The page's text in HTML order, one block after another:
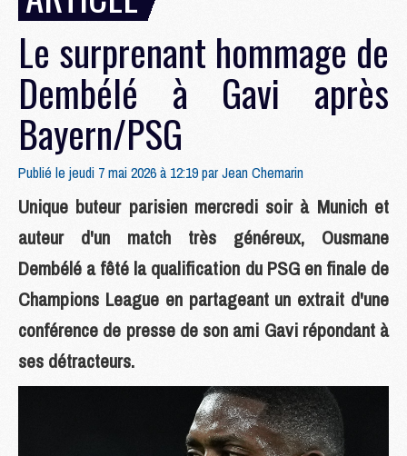
Le surprenant hommage de
Dembélé à Gavi après
Bayern/PSG
Publié le jeudi 7 mai 2026 à 12:19 parJean Chemarin
Unique buteur parisien mercredi soir à Munich et
auteur d'un match très généreux, Ousmane
Dembélé a fêté la qualification du PSG en finale de
Champions League en partageant un extrait d'une
conférence de presse de son ami Gavi répondant à
ses détracteurs.